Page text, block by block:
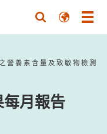
營 養 素 含 量 及 致 敏 物 檢 測
月報告